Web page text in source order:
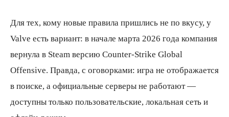
Для тех, кому новые правила пришлись не по вкусу, у
Valve есть вариант: в начале марта 2026 года компания
вернула в Steam версию Counter-Strike Global
Offensive. Правда, с оговорками: игра не отображается
в поиске, а официальные серверы не работают —
доступны только пользовательские, локальная сеть и